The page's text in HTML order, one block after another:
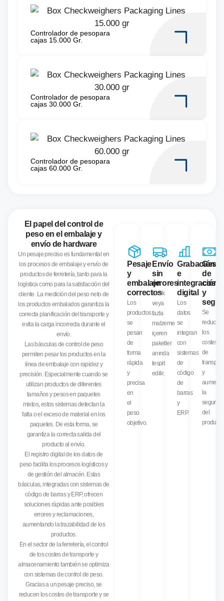
Controlador de pesopara
cajas 15.000 Gr.
Controlador de pesopara
cajas 30.000 Gr.
Controlador de pesopara
cajas 60.000 Gr.
El papel del control de
peso en el embalaje y
envío de hardware
Un pesaje preciso es fundamental en
los procesos de embalaje y envío de
productos de ferretería, tanto para la
logística como para la satisfacción del
cliente. La medición del peso neto de
los productos embalados garantiza la
correcta planificación del transporte y
evita la carga incorrecta durante el
envío.
Las básculas de control de peso
permiten pesar los productos en la
línea de embalaje con rapidez y
precisión. Especialmente cuando se
utilizan productos de diferentes
tamaños y pesos en paquetes
mixtos, estos sistemas detectan la
falta o el exceso de material en los
paquetes. De esta forma, se
garantiza la correcta salida del
producto al envío.
El registro digital de los datos de
peso facilita los procesos logísticos y
de gestión del almacén. Estas
básculas, integradas con sistemas de
código de barras y ERP, ofrecen
soluciones rápidas ante posibles
errores y reclamaciones,
aumentando la trazabilidad de los
productos.
En el sector de la ferretería, el control
de los costes de transporte y
almacenamiento también se optimiza
con sistemas de control de peso.
Gracias a un pesaje preciso, se
reducen los costes de transporte y se
Pesaje
y
embalaje
correctos
Los
productos
se
pesan
de
forma
rápida
y
precisa
en
el
peso
objetivo.
Envío
sin
errores
Eksik
veya
fazla
malzeme
içeren
paketler
anında
tespit
edilir.
Grabación
e
integración
digital
Los
datos
se
integran
con
sistemas
de
código
de
barras
y
ERP.
de
y
Se
reducen
los
costes
de
y
aumenta
la
del